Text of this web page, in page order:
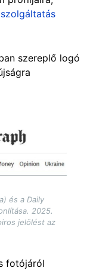
szereplő logó
és a Daily
2025.
jelölést az
fotójáról